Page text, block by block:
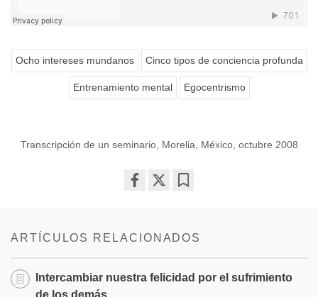
Ocho intereses mundanos Cinco tipos de conciencia profunda
Entrenamiento mental Egocentrismo
Transcripción de un seminario, Morelia, México, octubre 2008
ARTÍCULOS RELACIONADOS
Intercambiar nuestra felicidad por el sufrimiento
de los demás